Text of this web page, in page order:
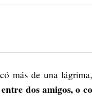
más de una
dos amigos, o